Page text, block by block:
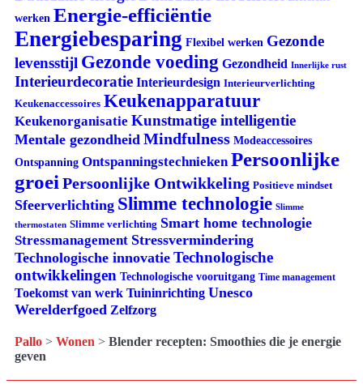
werken Energie-efficiëntie
Energiebesparing Flexibel werken Gezonde
levensstijl Gezonde voeding Gezondheid Innerlijke rust
Interieurdecoratie Interieurdesign Interieurverlichting
Keukenaccessoires Keukenapparatuur
Keukenorganisatie Kunstmatige intelligentie
Mentale gezondheid Mindfulness Modeaccessoires
Ontspanning Ontspanningstechnieken Persoonlijke
groei Persoonlijke Ontwikkeling Positieve mindset
Sfeerverlichting Slimme technologie Slimme
thermostaten Slimme verlichting Smart home technologie
Stressmanagement Stressvermindering
Technologische innovatie Technologische
ontwikkelingen Technologische vooruitgang Time management
Toekomst van werk Tuininrichting Unesco
Werelderfgoed Zelfzorg
Pallo > Wonen > Blender recepten: Smoothies die je energie
geven